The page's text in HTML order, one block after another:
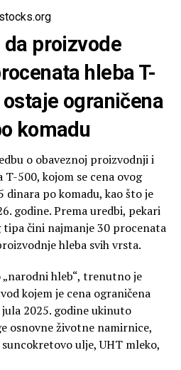
proizvode
hleba T-
ograničena
komadu
o obaveznoj proizvodnji i
500, kojom se cena ovog
dinara po komadu, kao što je
godine. Prema uredbi, pekari
tipa čini najmanje 30 procenata
hleba svih vrsta.
„narodni hleb“, trenutno je
kojem je cena ograničena
2025. godine ukinuto
osnovne životne namirnice,
ulje, UHT mleko,